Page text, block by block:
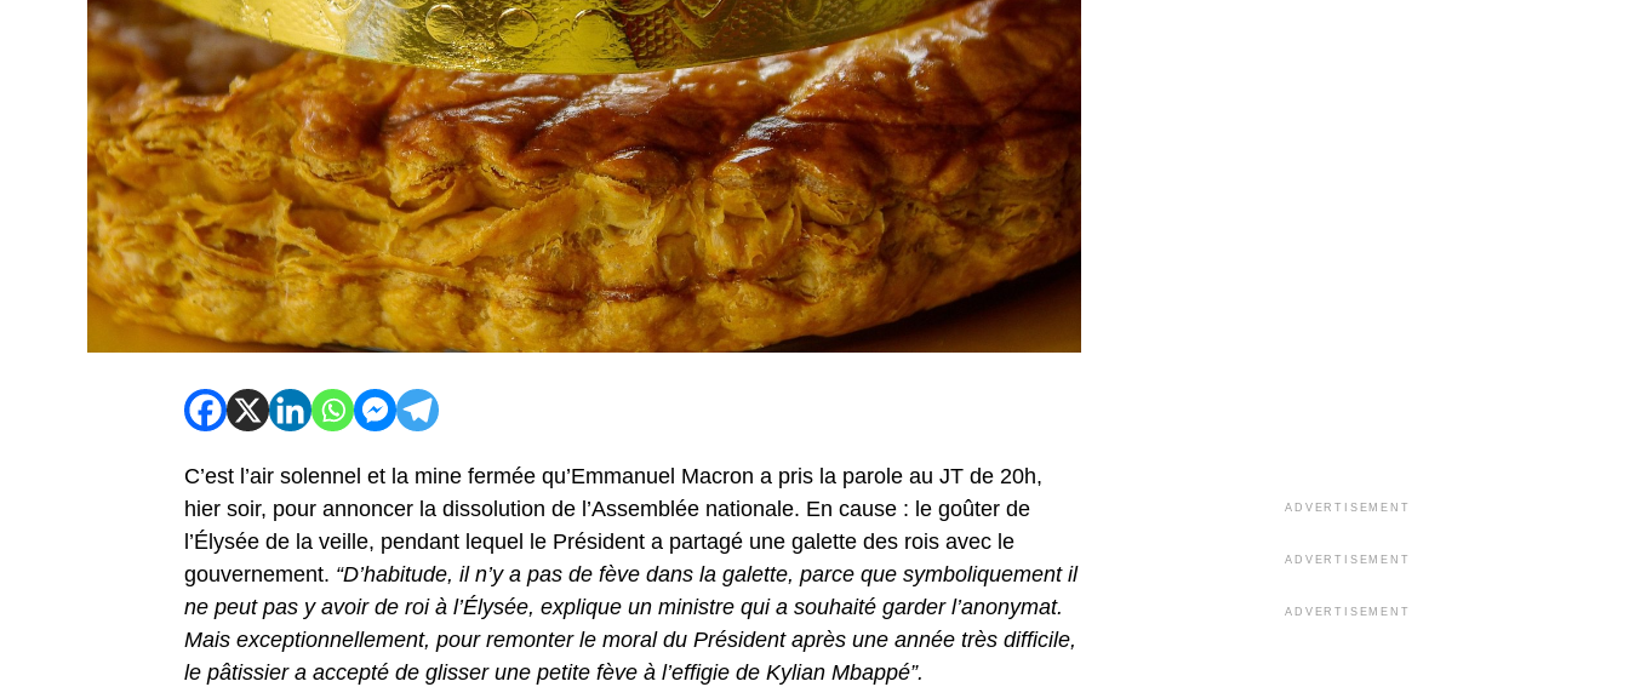
C’est l’air solennel et la mine fermée qu’Emmanuel Macron a pris la parole au JT de 20h,
hier soir, pour annoncer la dissolution de l’Assemblée nationale. En cause : le goûter de
l’Élysée de la veille, pendant lequel le Président a partagé une galette des rois avec le
gouvernement. “D’habitude, il n’y a pas de fève dans la galette, parce que symboliquement il
ne peut pas y avoir de roi à l’Élysée, explique un ministre qui a souhaité garder l’anonymat.
Mais exceptionnellement, pour remonter le moral du Président après une année très difficile,
le pâtissier a accepté de glisser une petite fève à l’effigie de Kylian Mbappé”.
ADVERTISEMENT
ADVERTISEMENT
ADVERTISEMENT